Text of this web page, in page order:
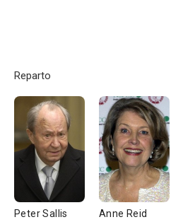
Reparto
Peter Sallis Anne Reid